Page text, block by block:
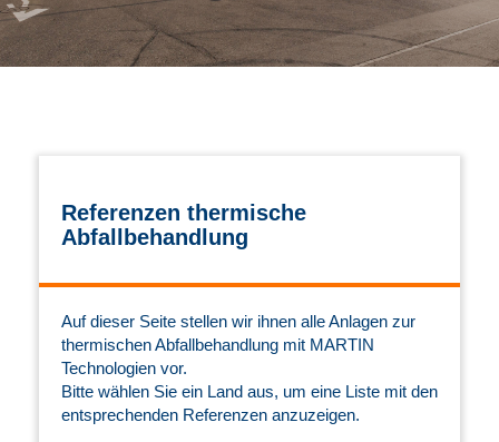
Referenzen thermische
Abfallbehandlung
Auf dieser Seite stellen wir ihnen alle Anlagen zur
thermischen Abfallbehandlung mit MARTIN
Technologien vor.
Bitte wählen Sie ein Land aus, um eine Liste mit den
entsprechenden Referenzen anzuzeigen.